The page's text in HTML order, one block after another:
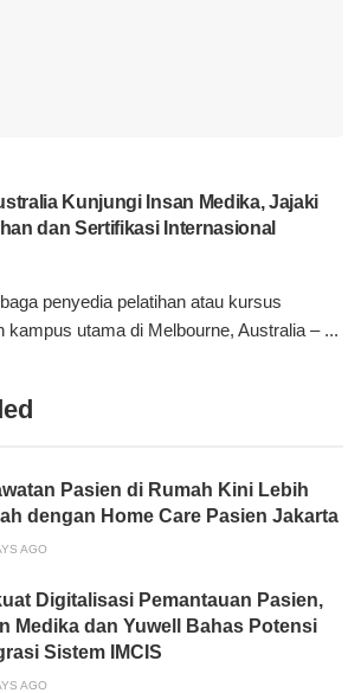
Kunjungi Insan Medika, Jajaki
dan Sertifikasi Internasional
penyedia pelatihan atau kursus
kampus utama di Melbourne, Australia – ...
Pasien di Rumah Kini Lebih
dengan Home Care Pasien Jakarta
AGO
Digitalisasi Pemantauan Pasien,
Medika dan Yuwell Bahas Potensi
Sistem IMCIS
AGO